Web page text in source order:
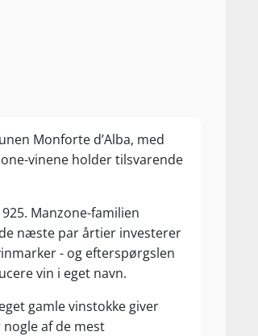
Monforte d’Alba, med
vinene holder tilsvarende
Manzone-familien
næste par årtier investerer
- og efterspørgslen
vin i eget navn.
gamle vinstokke giver
af de mest